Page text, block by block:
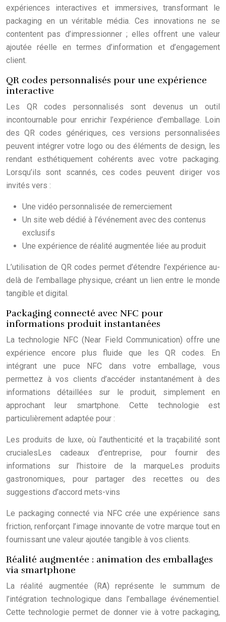
expériences interactives et immersives, transformant le
packaging en un véritable média. Ces innovations ne se
contentent pas d’impressionner ; elles offrent une valeur
ajoutée réelle en termes d’information et d’engagement
client.
QR codes personnalisés pour une expérience
interactive
Les QR codes personnalisés sont devenus un outil
incontournable pour enrichir l’expérience d’emballage. Loin
des QR codes génériques, ces versions personnalisées
peuvent intégrer votre logo ou des éléments de design, les
rendant esthétiquement cohérents avec votre packaging.
Lorsqu’ils sont scannés, ces codes peuvent diriger vos
invités vers :
Une vidéo personnalisée de remerciement
Un site web dédié à l’événement avec des contenus
exclusifs
Une expérience de réalité augmentée liée au produit
L’utilisation de QR codes permet d’étendre l’expérience au-
delà de l’emballage physique, créant un lien entre le monde
tangible et digital.
Packaging connecté avec NFC pour
informations produit instantanées
La technologie NFC (Near Field Communication) offre une
expérience encore plus fluide que les QR codes. En
intégrant une puce NFC dans votre emballage, vous
permettez à vos clients d’accéder instantanément à des
informations détaillées sur le produit, simplement en
approchant leur smartphone. Cette technologie est
particulièrement adaptée pour :
Les produits de luxe, où l’authenticité et la traçabilité sont
crucialesLes cadeaux d’entreprise, pour fournir des
informations sur l’histoire de la marqueLes produits
gastronomiques, pour partager des recettes ou des
suggestions d’accord mets-vins
Le packaging connecté via NFC crée une expérience sans
friction, renforçant l’image innovante de votre marque tout en
fournissant une valeur ajoutée tangible à vos clients.
Réalité augmentée : animation des emballages
via smartphone
La réalité augmentée (RA) représente le summum de
l’intégration technologique dans l’emballage événementiel.
Cette technologie permet de donner vie à votre packaging,